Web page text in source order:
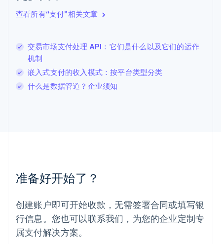
查看所有“支付”相关文章
交易市场支付处理 API：它们是什么以及它们的运作
机制
嵌入式支付的收入模式：按平台类型分类
什么是数据管道？企业须知
准备好开始了？
创建账户即可开始收款，无需签署合同或填写银
行信息。您也可以联系我们，为您的企业定制专
属支付解决方案。
立陶宛
DeutschEnglish
卢森堡
罗马尼亚
English
挪威
葡萄牙
Português English
日本
日本語English
瑞典